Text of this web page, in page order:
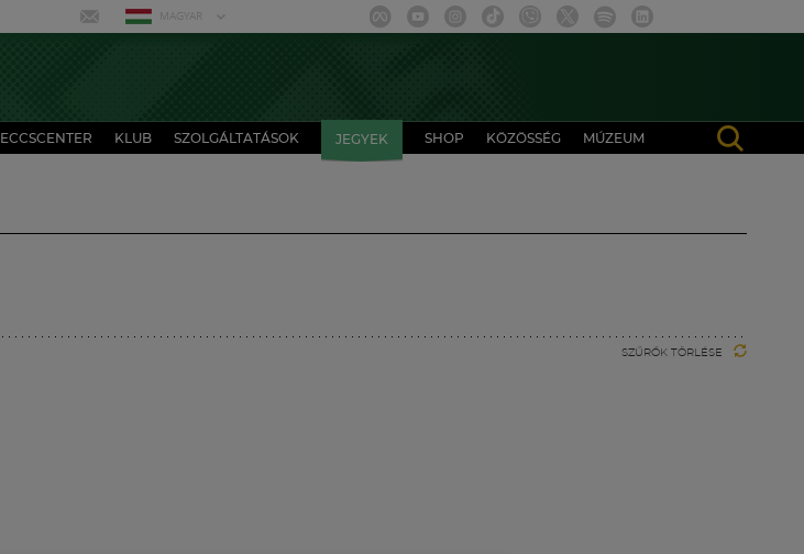
MAGYAR
KLUB SZOLGÁLTATÁSOK JEGYEK SHOP KÖZÖSSÉG MÚZEUM
SZŰRŐK TÖRLÉSE